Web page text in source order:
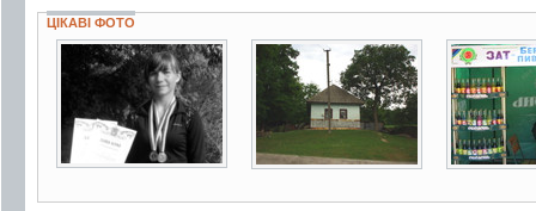
ЦІКАВІ ФОТО
2 фото 75 фото 9 фото